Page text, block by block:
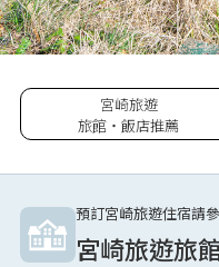
宮崎旅遊
旅館・飯店推薦
預訂宮崎旅遊住宿請
宮崎旅遊旅